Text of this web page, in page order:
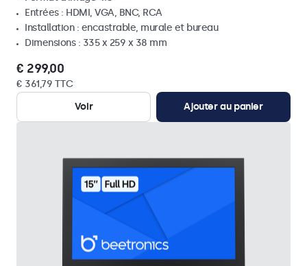
Entrées : HDMI, VGA, BNC, RCA
Installation : encastrable, murale et bureau
Dimensions : 335 x 259 x 38 mm
€ 299,00
€ 361,79 TTC
Voir
Ajouter au panier